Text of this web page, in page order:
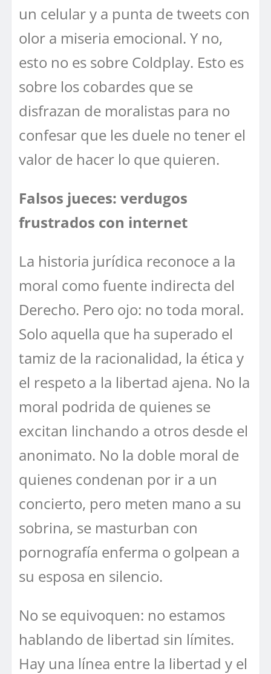
un celular y a punta de tweets con
olor a miseria emocional. Y no,
esto no es sobre Coldplay. Esto es
sobre los cobardes que se
disfrazan de moralistas para no
confesar que les duele no tener el
valor de hacer lo que quieren.
Falsos jueces: verdugos
frustrados con internet
La historia jurídica reconoce a la
moral como fuente indirecta del
Derecho. Pero ojo: no toda moral.
Solo aquella que ha superado el
tamiz de la racionalidad, la ética y
el respeto a la libertad ajena. No la
moral podrida de quienes se
excitan linchando a otros desde el
anonimato. No la doble moral de
quienes condenan por ir a un
concierto, pero meten mano a su
sobrina, se masturban con
pornografía enferma o golpean a
su esposa en silencio.
No se equivoquen: no estamos
hablando de libertad sin límites.
Hay una línea entre la libertad y el